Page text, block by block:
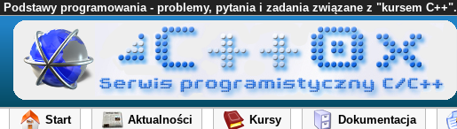
Podstawy programowania - problemy, pytania i zadania związane z "kursem C++".
Start Aktualności Kursy Dokumentacja